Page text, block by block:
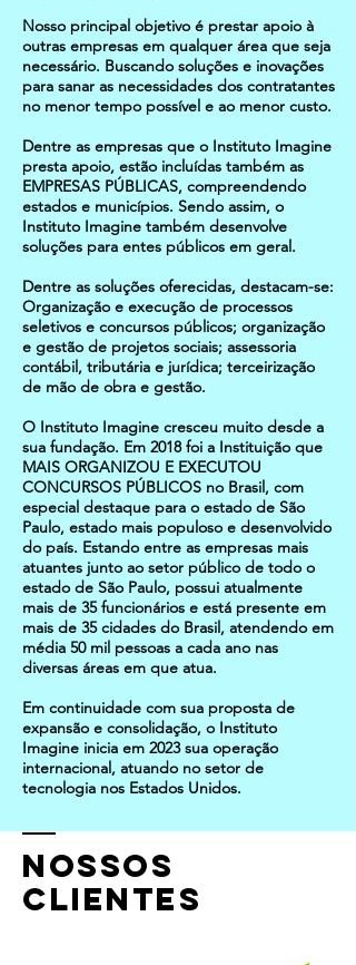
Nosso principal objetivo é prestar apoio à
outras empresas em qualquer área que seja
necessário. Buscando soluções e inovações
para sanar as necessidades dos contratantes
no menor tempo possível e ao menor custo.
Dentre as empresas que o Instituto Imagine
presta apoio, estão incluídas também as
EMPRESAS PÚBLICAS, compreendendo
estados e municípios. Sendo assim, o
Instituto Imagine também desenvolve
soluções para entes públicos em geral.
Dentre as soluções oferecidas, destacam-se:
Organização e execução de processos
seletivos e concursos públicos; organização
e gestão de projetos sociais; assessoria
contábil, tributária e jurídica; terceirização
de mão de obra e gestão.
O Instituto Imagine cresceu muito desde a
sua fundação. Em 2018 foi a Instituição que
MAIS ORGANIZOU E EXECUTOU
CONCURSOS PÚBLICOS no Brasil, com
especial destaque para o estado de São
Paulo, estado mais populoso e desenvolvido
do país. Estando entre as empresas mais
atuantes junto ao setor público de todo o
estado de São Paulo, possui atualmente
mais de 35 funcionários e está presente em
mais de 35 cidades do Brasil, atendendo em
média 50 mil pessoas a cada ano nas
diversas áreas em que atua.
Em continuidade com sua proposta de
expansão e consolidação, o Instituto
Imagine inicia em 2023 sua operação
internacional, atuando no setor de
tecnologia nos Estados Unidos.
nossos
clientes